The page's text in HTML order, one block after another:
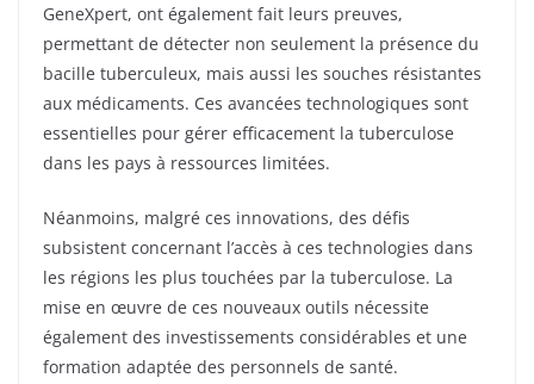
GeneXpert, ont également fait leurs preuves,
permettant de détecter non seulement la présence du
bacille tuberculeux, mais aussi les souches résistantes
aux médicaments. Ces avancées technologiques sont
essentielles pour gérer efficacement la tuberculose
dans les pays à ressources limitées.
Néanmoins, malgré ces innovations, des défis
subsistent concernant l’accès à ces technologies dans
les régions les plus touchées par la tuberculose. La
mise en œuvre de ces nouveaux outils nécessite
également des investissements considérables et une
formation adaptée des personnels de santé.